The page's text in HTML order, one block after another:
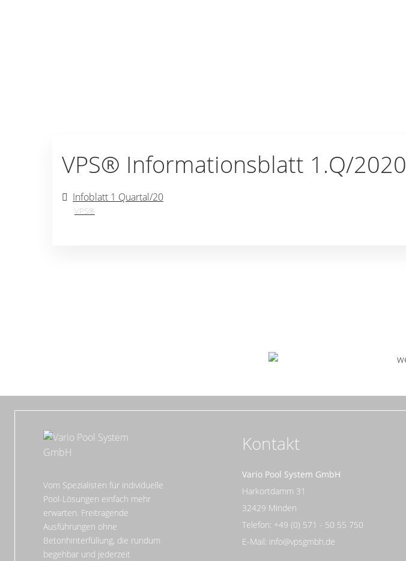
VPS® Informationsblatt 1.Q/2020
Infoblatt 1 Quartal/20
VPS®
Vom Spezialisten für individuelle
Pool-Lösungen einfach mehr
erwarten. Freitragende
Ausführungen ohne
Betonhinterfüllung, die rundum
begehbar und jederzeit
Kontakt
Vario Pool System GmbH
Harkortdamm 31
32429 Minden
Telefon: +49 (0) 571 - 50 55 750
E-Mail: info@vpsgmbh.de